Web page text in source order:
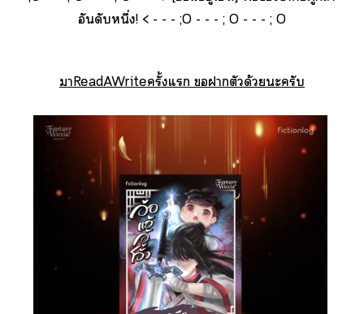
อันดับหนึ่ง! < - - - ;O - - - ; O - - - ; O
าReadAWriteครั้งแ าตัวด้วยะครับ